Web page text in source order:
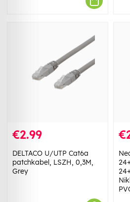
€2.99
DELTACO U/UTP Cat6a
patchkabel, LSZH, 0,3M,
Grey